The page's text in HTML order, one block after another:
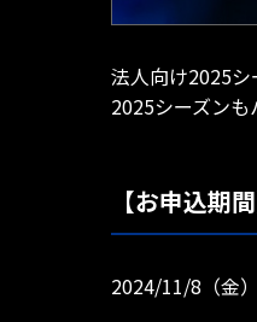
法人向け2025シ
2025シーズンも
【お申込期間
2024/11/8（金